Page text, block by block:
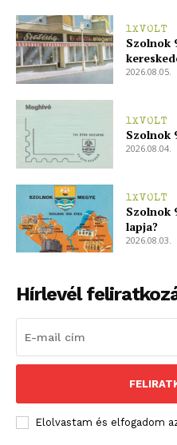
1XVOLT
Szolnok
2026.08.05.
1XVOLT
Szolnok
2026.08.04.
1XVOLT
Szolnok
lapja?
2026.08.03.
Hírlevél
Elolvastam és elfogadom